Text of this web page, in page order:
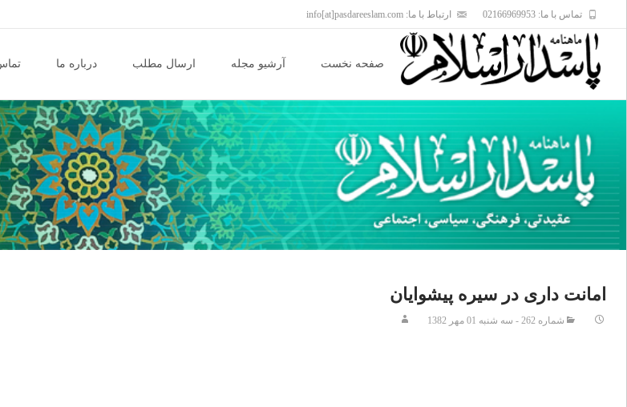
تماس با ما: 02166969953 ارتباط با ما: info[at]pasdareeslam.com
content
صفحه نخست آرشیو مجله ارسال مطلب درباره ما
امانت دارى در سيره پيشوايان
شماره 262 - سه شنبه 01 مهر 1382